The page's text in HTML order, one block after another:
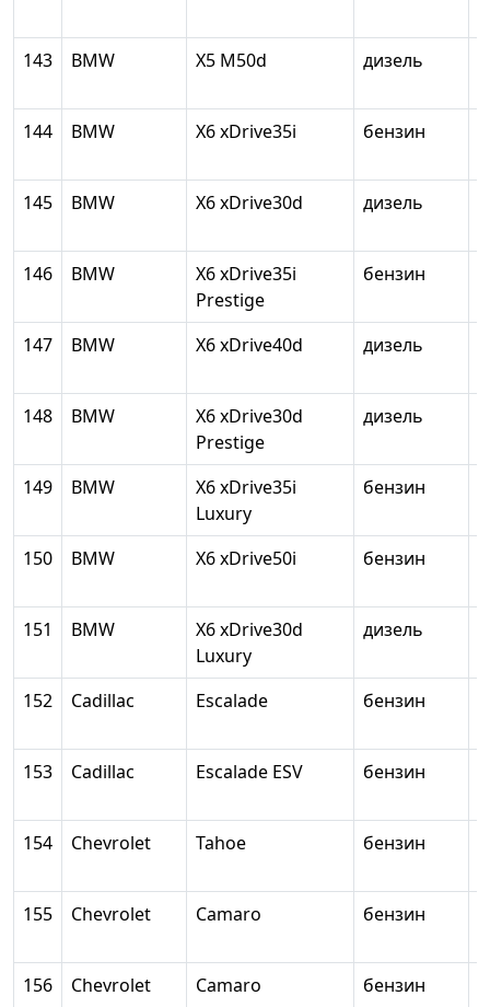
143 BMW X5 M50d дизель
144 BMW X6 xDrive35i бензин
145 BMW X6 xDrive30d дизель
146 BMW
X6 xDrive35i
Prestige
бензин
147 BMW X6 xDrive40d дизель
148 BMW
X6 xDrive30d
Prestige
дизель
149 BMW
X6 xDrive35i
Luxury
бензин
150 BMW X6 xDrive50i бензин
151 BMW
X6 xDrive30d
Luxury
дизель
152 Cadillac Escalade бензин
153 Cadillac Escalade ESV бензин
154 Chevrolet Tahoe бензин
155 Chevrolet Camaro бензин
156 Chevrolet Camaro бензин